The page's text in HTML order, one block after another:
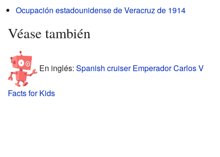
Ocupación estadounidense de Veracruz de 1914
Véase también
En inglés: Spanish cruiser Emperador Carlos V
Facts for Kids